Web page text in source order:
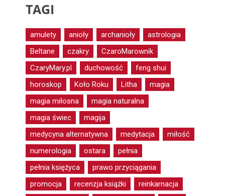
TAGI
amulety anioły archanioły
astrologia
Beltane
czakry
CzaroMarownik
CzaryMary.pl
duchowość
feng shui
horoskop
Koło Roku Litha
magia
magia miłosna
magia naturalna
magia świec
magija
medycyna alternatywna
medytacja
miłość
numerologia
ostara
pełnia
pełnia księżyca
prawo przyciągania
promocja
recenzja książki reinkarnacja